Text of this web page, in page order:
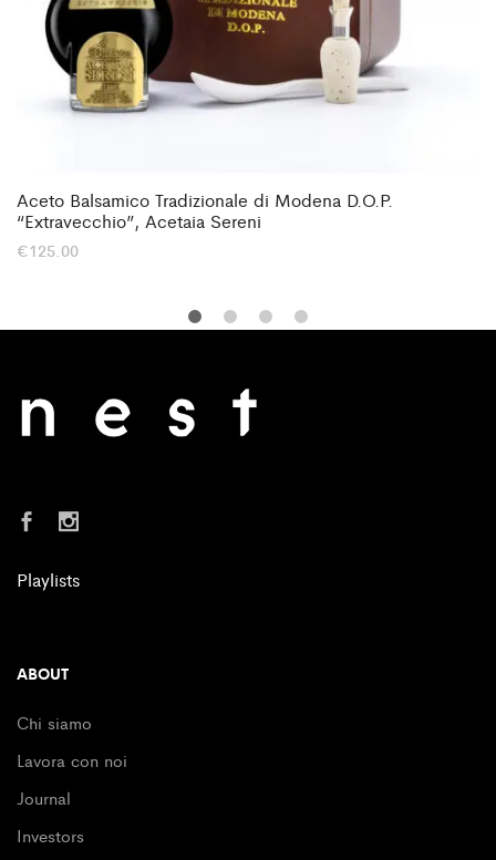
Aceto Balsamico Tradizionale di Modena D.O.P.
“Extravecchio”, Acetaia Sereni
€125.00
Playlists
ABOUT
Chi siamo
Lavora con noi
Journal
Investors